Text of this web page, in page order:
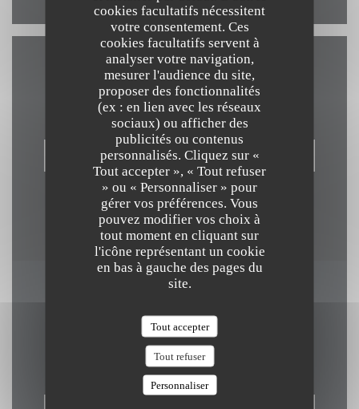
cookies facultatifs nécessitent
votre consentement. Ces
cookies facultatifs servent à
analyser votre navigation,
mesurer l'audience du site,
proposer des fonctionnalités
(ex : en lien avec les réseaux
sociaux) ou afficher des
publicités ou contenus
personnalisés. Cliquez sur «
Tout accepter », « Tout refuser
» ou « Personnaliser » pour
gérer vos préférences. Vous
pouvez modifier vos choix à
tout moment en cliquant sur
l'icône représentant un cookie
en bas à gauche des pages du
site.
Tout accepter
Tout refuser
Personnaliser
Nous contacter
RÉSERVER
Inscrivez-vous à notre lettre d'information pour recevoir des
communications personnalisées et des offres marketing par courriel.